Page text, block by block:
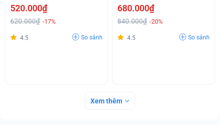
520.000₫
620.000₫ -17%
4.5 So sánh
0690926040
680.000₫
840.000₫ -20%
4.5 So sánh
Xem thêm